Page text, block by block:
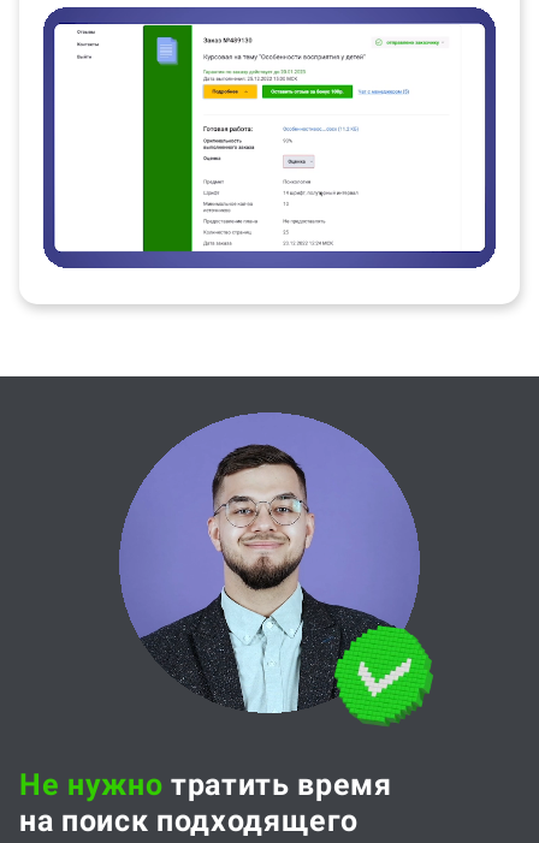
Не нужно тратить время
на поиск подходящего